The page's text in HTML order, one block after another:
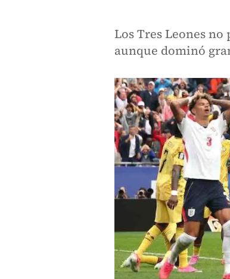
Los Tres Leones
aunque dominó